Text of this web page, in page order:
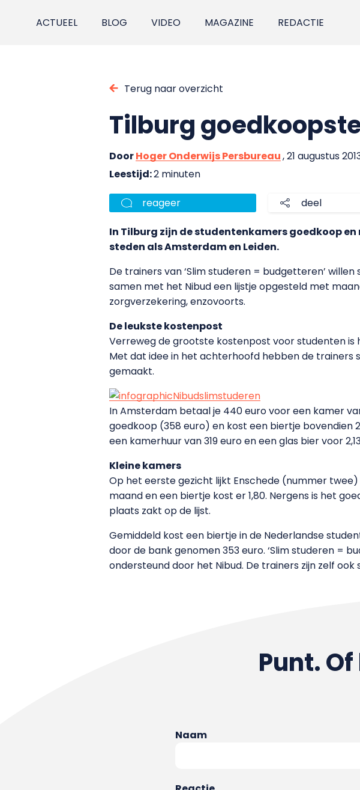
ACTUEEL BLOG VIDEO MAGAZINE REDACTIE
Terug naar overzicht
Tilburg
DoorHoger Onderwijs Persbureau, 21 augustus
Leestijd:2 minuten
reageer deel
In Tilburg zijn de studentenkamers goedkoop
steden als Amsterdam en Leiden.
De trainers van ‘Slim studeren = budgetteren’
samen met het Nibud een lijstje opgesteld met
zorgverzekering, enzovoorts.
De leukste kostenpost
Verreweg de grootste kostenpost voor studenten is
Met dat idee in het achterhoofd hebben de trainers
gemaakt.
In Amsterdam betaal je 440 euro voor een kamer
goedkoop (358 euro) en kost een biertje bovendien
een kamerhuur van 319 euro en een glas bier voor
Kleine kamers
Op het eerste gezicht lijkt Enschede (nummer
maand en een biertje kost er 1,80. Nergens is het
plaats zakt op de lijst.
Gemiddeld kost een biertje in de Nederlandse
door de bank genomen 353 euro. ‘Slim studeren =
ondersteund door het Nibud. De trainers zijn zelf ook
Punt.
Naam